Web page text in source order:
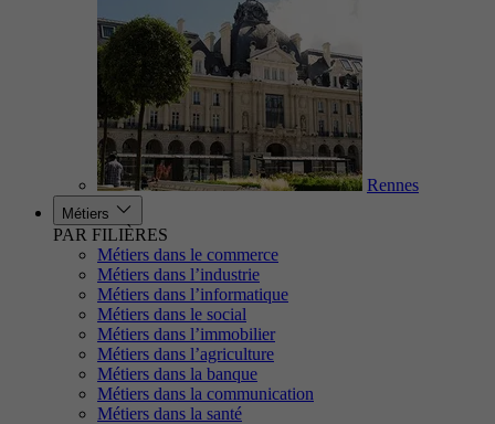
Rennes
Métiers
PAR FILIÈRES
Métiers dans le commerce
Métiers dans l’industrie
Métiers dans l’informatique
Métiers dans le social
Métiers dans l’immobilier
Métiers dans l’agriculture
Métiers dans la banque
Métiers dans la communication
Métiers dans la santé